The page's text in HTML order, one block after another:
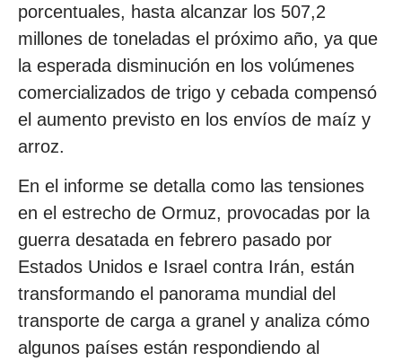
porcentuales, hasta alcanzar los 507,2
millones de toneladas el próximo año, ya que
la esperada disminución en los volúmenes
comercializados de trigo y cebada compensó
el aumento previsto en los envíos de maíz y
arroz.
En el informe se detalla como las tensiones
en el estrecho de Ormuz, provocadas por la
guerra desatada en febrero pasado por
Estados Unidos e Israel contra Irán, están
transformando el panorama mundial del
transporte de carga a granel y analiza cómo
algunos países están respondiendo al